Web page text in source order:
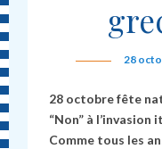
28
28 octobre fête
“Non” à l’invasion
Comme tous les